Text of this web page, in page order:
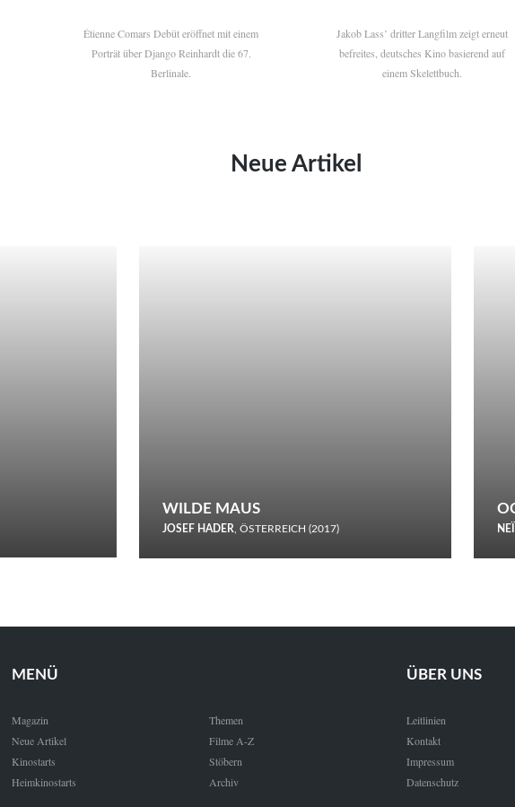
Étienne Comars Debüt eröffnet mit einem
Porträt über Django Reinhardt die 67.
Berlinale.
Jakob Lass’ dritter Langfilm zeigt erneut
befreites, deutsches Kino basierend auf
einem Skelettbuch.
Neue Artikel
WILDE MAUS
JOSEF HADER, ÖSTERREICH (2017)
Schnee.
MENÜ
Magazin
Neue Artikel
Kinostarts
Heimkinostarts
Themen
Filme A-Z
Stöbern
Archiv
ÜBER UNS
Leitlinien
Kontakt
Impressum
Datenschutz